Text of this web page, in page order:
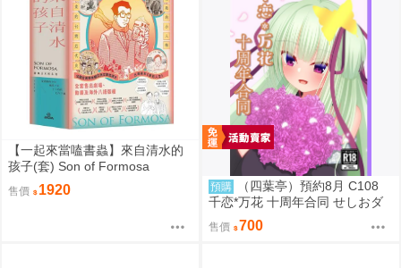
【一起來當嗑書蟲】來自清水的
孩子(套) Son of Formosa
售價 1920 預購
（四葉亭）預約8月 C108
千恋*万花 十周年合同 せしおダ
售價 700